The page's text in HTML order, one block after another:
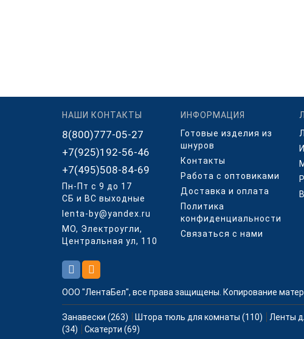
НАШИ КОНТАКТЫ
8(800)777-05-27
+7(925)192-56-46
+7(495)508-84-69
Пн-Пт с 9 до 17
СБ и ВС выходные
lenta-by@yandex.ru
МО, Электроугли,
Центральная ул, 110
ИНФОРМАЦИЯ
Готовые изделия из
шнуров
Контакты
Работа с оптовиками
Доставка и оплата
Политика
конфиденциальности
Связаться с нами
ООО "ЛентаБел", все права защищены. Копирование
Занавески (263) Штора тюль для комнаты (110) Ленты
(34)
Скатерти (69)